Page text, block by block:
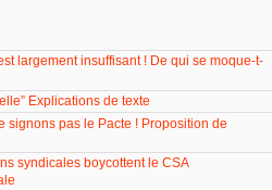
largement insuffisant ! De qui se moque-t-
Explications de texte
signons pas le Pacte ! Proposition de
syndicales boycottent le CSA